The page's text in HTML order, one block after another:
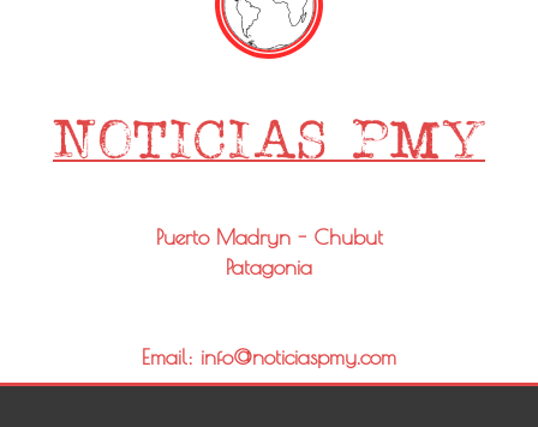
Puerto Madryn - Chubut
Patagonia
Email: info@noticiaspmy.com